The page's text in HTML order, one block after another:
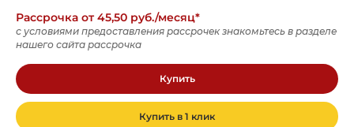
Рассрочка от 45,50 руб./месяц*
с условиями предоставления рассрочек знакомьтесь в разделе
нашего сайта рассрочка
Купить
Купить в 1 клик